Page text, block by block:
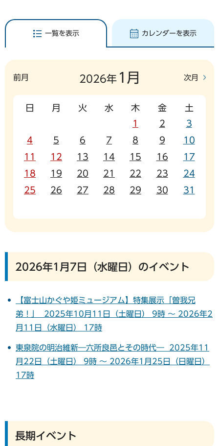
一覧を表示 カレンダーを表示
2026年 1月
前月 次月
日 月 火 水 木 金
土
1
2
3
4
5 6 7 8 9
10
11
12 13 14 15 16
17
18
19 20 21 22 23
24
25
26 27 28 29 30 31
2026年1月7日（水曜日）のイベント
【富士山かぐや姫ミュージアム】特集展示「曽我兄
弟！」 2025年10月11日（土曜日） 9時 ～ 2026年2
月11日（水曜日） 17時
東泉院の明治維新―六所良邑とその時代― 2025年11
月22日（土曜日） 9時 ～ 2026年1月25日（日曜日）
17時
長期イベント